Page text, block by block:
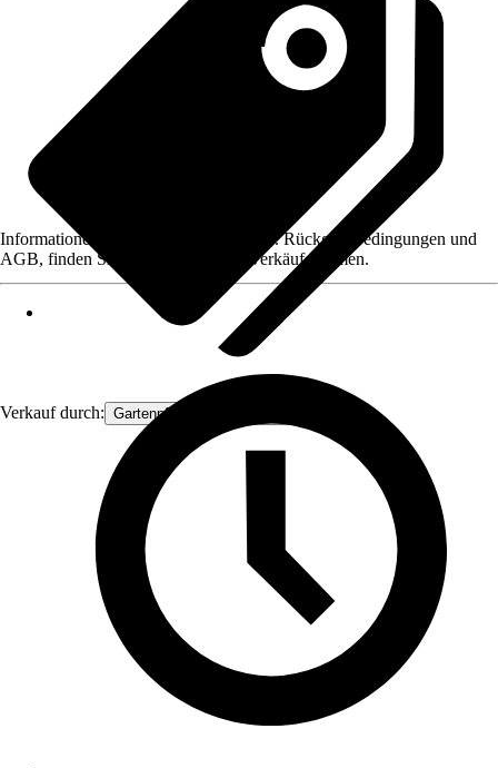
Verkauf durch: Gartenpflanzen Ammerland
Informationen des Verkäufers, wie z. B. Rückgabebedingungen und
AGB, finden Sie bei Klick auf den Verkäufernamen.